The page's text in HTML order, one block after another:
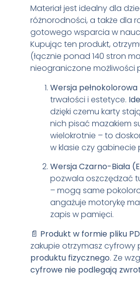
Materiał jest idealny dla
różnorodności, a także dla
gotowego wsparcia w
Kupując ten produkt,
(łącznie ponad 140 stron
nieograniczone możliwości
Wersja
trwałości i estetyce.
dzięki czemu karty
nich pisać mazakiem
wielokrotnie – to
w klasie czy
Wersja Czarno-Biała
pozwala oszczędzać
– mogą same
angażuje motorykę
zapis w pamięci.
📄 Produkt w formie pliku
zakupie otrzymasz
produktu fizycznego. Ze
cyfrowe nie podlegają